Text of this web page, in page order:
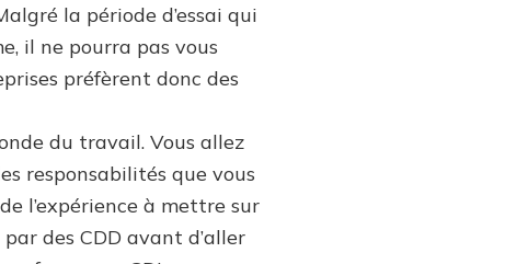
la période d’essai qui
il ne pourra pas vous
préfèrent donc des
du travail. Vous allez
responsabilités que vous
l’expérience à mettre sur
des CDD avant d’aller